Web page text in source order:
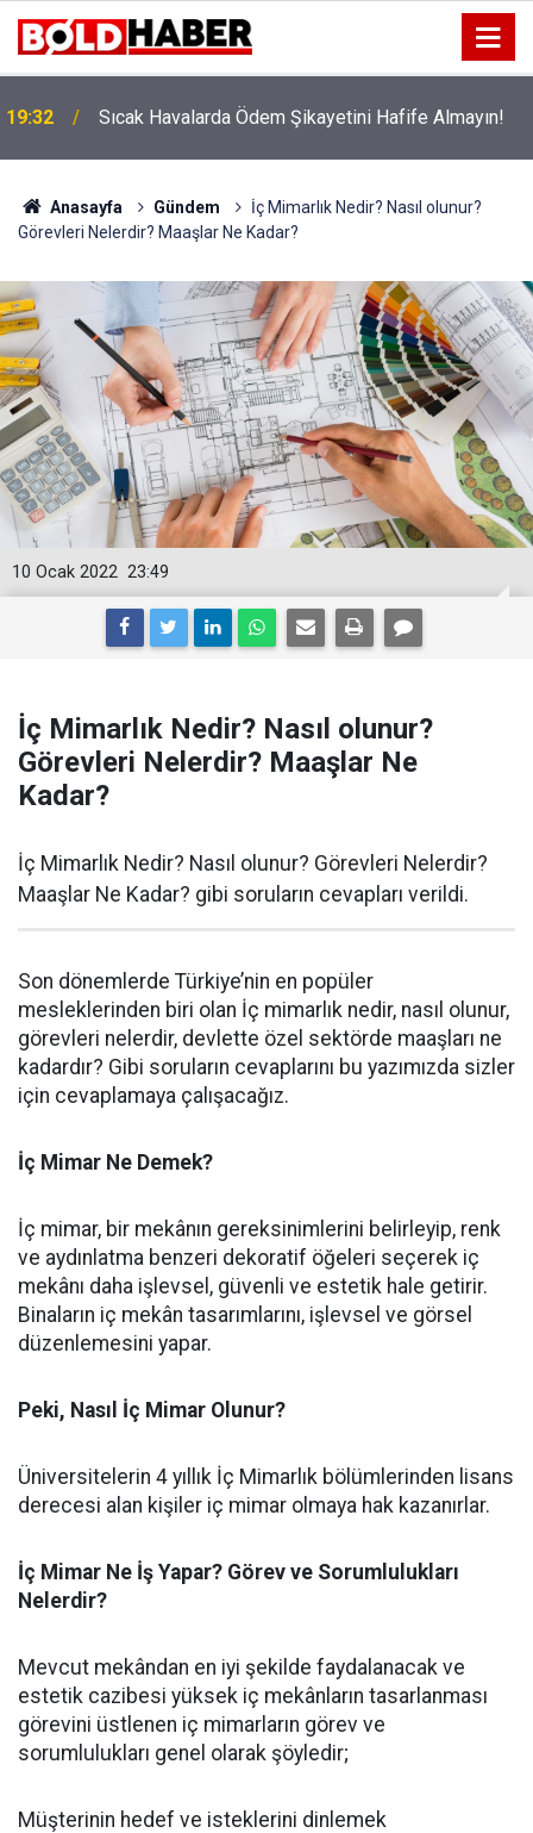
19:32 Sıcak Havalarda Ödem Şikayetini Hafife Almayın!
Anasayfa Gündem
İç Mimarlık Nedir? Nasıl olunur?
Görevleri Nelerdir? Maaşlar Ne Kadar?
23:49
10 Ocak 2022
İç Mimarlık Nedir? Nasıl olunur?
Görevleri Nelerdir? Maaşlar Ne
Kadar?
İç Mimarlık Nedir? Nasıl olunur? Görevleri Nelerdir?
Maaşlar Ne Kadar? gibi soruların cevapları verildi.
Son dönemlerde Türkiye’nin en popüler
mesleklerinden biri olan İç mimarlık nedir, nasıl olunur,
görevleri nelerdir, devlette özel sektörde maaşları ne
kadardır? Gibi soruların cevaplarını bu yazımızda sizler
için cevaplamaya çalışacağız.
İç Mimar Ne Demek?
İç mimar, bir mekânın gereksinimlerini belirleyip, renk
ve aydınlatma benzeri dekoratif öğeleri seçerek iç
mekânı daha işlevsel, güvenli ve estetik hale getirir.
Binaların iç mekân tasarımlarını, işlevsel ve görsel
düzenlemesini yapar.
Peki, Nasıl İç Mimar Olunur?
Üniversitelerin 4 yıllık İç Mimarlık bölümlerinden lisans
derecesi alan kişiler iç mimar olmaya hak kazanırlar.
İç Mimar Ne İş Yapar? Görev ve Sorumlulukları
Nelerdir?
Mevcut mekândan en iyi şekilde faydalanacak ve
estetik cazibesi yüksek iç mekânların tasarlanması
görevini üstlenen iç mimarların görev ve
sorumlulukları genel olarak şöyledir;
Müşterinin hedef ve isteklerini dinlemek